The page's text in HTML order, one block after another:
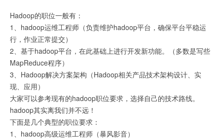
Hadoop的职位一般有：
1、hadoop运维工程师（负责维护hadoop平台，确保平台平稳运
行，作业正常提交）
2、基于hadoop平台，在此基础上进行开发新功能。（多数是写些
MapReduce程序）
3、Hadoop解决方案架构（Hadoop相关产品技术架构设计、实
现、应用）
大家可以参考现有的hadoop职位要求，选择自己的技术路线。
hadoop其实离我们并不远！
下面是几个典型的职位要求：
1、hadoop高级运维工程师（暴风影音）